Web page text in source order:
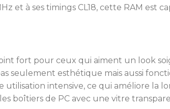
et à ses timings CL18, cette RAM est
fort pour ceux qui aiment un look
seulement esthétique mais aussi
utilisation intensive, ce qui améliore
boîtiers de PC avec une vitre